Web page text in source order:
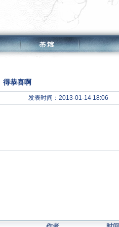
得恭喜啊
发表时间：2013-01-14 18:06